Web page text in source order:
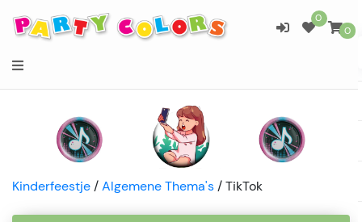
0
0
Kinderfeestje /Algemene Thema's /TikTok